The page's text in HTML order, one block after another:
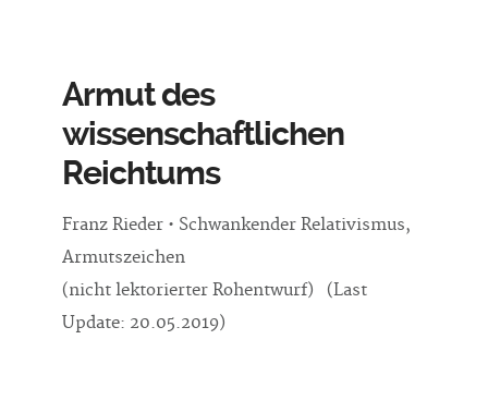
Armut des
wissenschaftlichen
Reichtums
Franz Rieder • Schwankender Relativismus,
Armutszeichen
(nicht lektorierter Rohentwurf) (Last
Update: 20.05.2019)